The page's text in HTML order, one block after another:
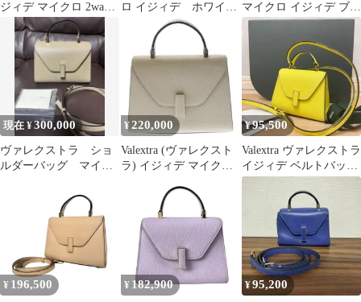
ジィデ マイクロ 2way
ショルダーバッグ
ロ イジィデ ホワイ
ト 保証書付
マイクロ イジィデ ブラ
ッシュピンク
現在 ¥300,000
ヴァレクストラ ショ
ルダーバッグ マイク
¥220,000
Valextra (ヴァレクスト
ラ) イジィデ マイクロ
ョルダーバッグ ベージ
ュ グレージュ レザー
ゴールド金具
¥95,500
Valextra ヴァレクストラ
イジィデ ベルトバッグ
イエロー 2way 箱
¥ 196,500 ¥ 182,900 ¥95,200